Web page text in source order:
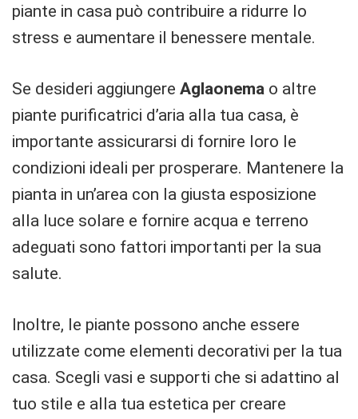
piante in casa può contribuire a ridurre lo
stress e aumentare il benessere mentale.
Se desideri aggiungere Aglaonema o altre
piante purificatrici d’aria alla tua casa, è
importante assicurarsi di fornire loro le
condizioni ideali per prosperare. Mantenere la
pianta in un’area con la giusta esposizione
alla luce solare e fornire acqua e terreno
adeguati sono fattori importanti per la sua
salute.
Inoltre, le piante possono anche essere
utilizzate come elementi decorativi per la tua
casa. Scegli vasi e supporti che si adattino al
tuo stile e alla tua estetica per creare